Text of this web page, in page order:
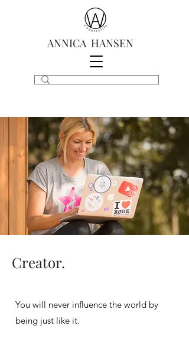
ANNICA HANSEN
Creator.
You will never influence the world by
being just like it.